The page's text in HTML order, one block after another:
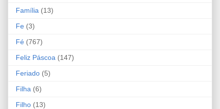
Família (13)
Fe (3)
Fé (767)
Feliz Páscoa (147)
Feriado (5)
Filha (6)
Filho (13)